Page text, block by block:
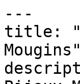
---
title:
Mougins"